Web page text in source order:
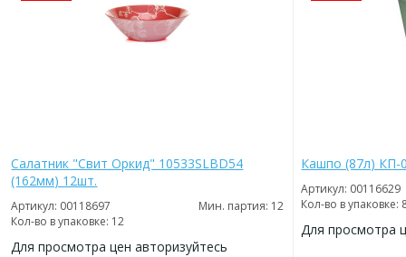
Салатник "Свит Оркид" 10533SLBD54
(162мм) 12шт.
Артикул: 00118697
Мин. партия: 12
Кол-во в упаковке: 12
Для просмотра цен авторизуйтесь
Кашпо (87л) КП-
Артикул: 00116629
Кол-во в упаковке:
Для просмотра